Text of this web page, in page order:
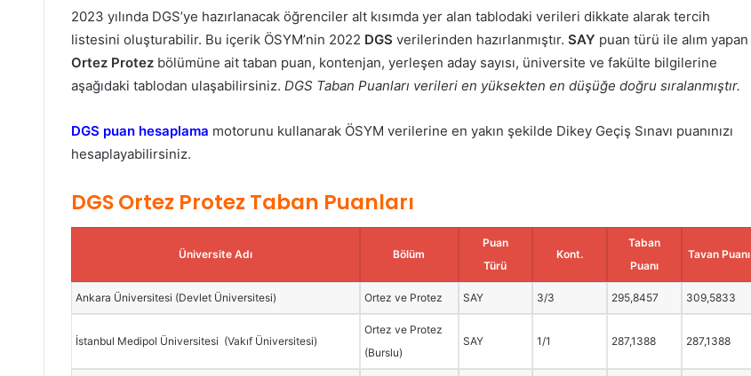
2023 yılında DGS’ye hazırlanacak öğrenciler alt kısımda yer alan tablodaki verileri dikkate alarak tercih
listesini oluşturabilir. Bu içerik ÖSYM’nin 2022 DGS verilerinden hazırlanmıştır. SAY puan türü ile alım yapan
Ortez Protezbölümüne ait taban puan, kontenjan, yerleşen aday sayısı, üniversite ve fakülte bilgilerine
aşağıdaki tablodan ulaşabilirsiniz. DGS Taban Puanları verileri en yüksekten en düşüğe doğru sıralanmıştır.
DGS puan hesaplama motorunu kullanarak ÖSYM verilerine en yakın şekilde Dikey Geçiş Sınavı puanınızı
hesaplayabilirsiniz.
DGS Ortez Protez Taban Puanları
Üniversite Adı Bölüm
Puan
Türü
Kont.
Taban
Puanı
Tavan Puanı
Ankara Üniversitesi (Devlet Üniversitesi) Ortez ve Protez SAY 3/3 295,8457 309,5833
İstanbul Medipol Üniversitesi (Vakıf Üniversitesi)
Ortez ve Protez
(Burslu)
SAY 1/1 287,1388 287,1388